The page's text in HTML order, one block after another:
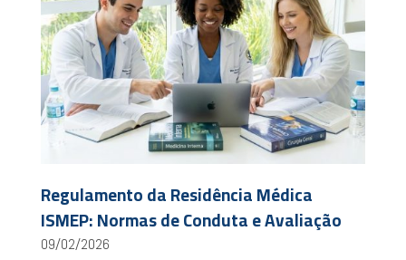
Regulamento da Residência Médica
ISMEP: Normas de Conduta e Avaliação
09/02/2026